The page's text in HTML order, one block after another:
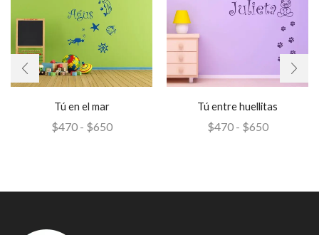
Tú en el mar
$470 - $650
Tú entre huellitas
$470 - $650